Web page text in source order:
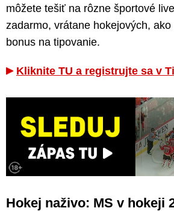
môžete tešiť na rôzne športové
zadarmo, vrátane hokejových,
bonus na tipovanie.
Kliknite TU a registrujte sa v
Hokej naživo: MS v hokeji